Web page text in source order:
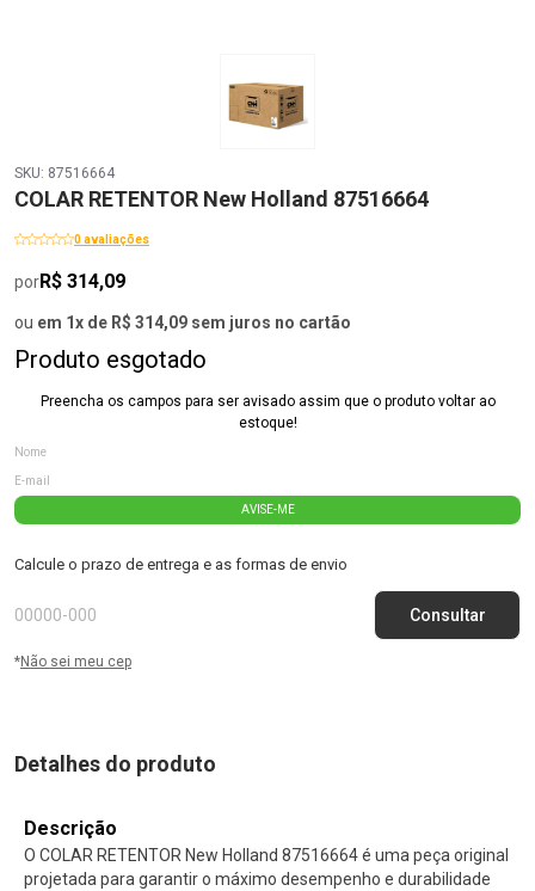
SKU: 87516664
COLAR RETENTOR New Holland 87516664
0 avaliações
porR$ 314,09
ou em 1x de R$ 314,09 sem juros no cartão
Produto esgotado
Preencha os campos para ser avisado assim que o produto voltar ao
estoque!
AVISE-ME
Calcule o prazo de entrega e as formas de envio
*Não sei meu cep
Detalhes do produto
Descrição
O COLAR RETENTOR New Holland 87516664 é uma peça original
projetada para garantir o máximo desempenho e durabilidade